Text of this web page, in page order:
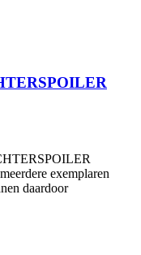
exemplaren
daardoor